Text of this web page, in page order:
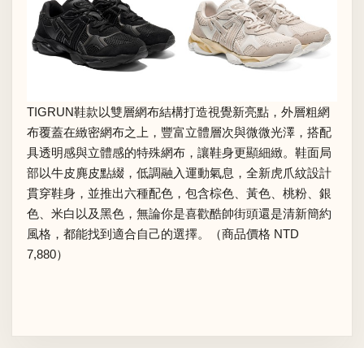
TIGRUN鞋款以雙層網布結構打造視覺新亮點，外層粗網
布覆蓋在緻密網布之上，豐富立體層次與微微光澤，搭配
具透明感與立體感的特殊網布，讓鞋身更顯細緻。鞋面局
部以牛皮麂皮點綴，低調融入運動氣息，全新虎爪紋設計
貫穿鞋身，並推出六種配色，包含棕色、黃色、桃粉、銀
色、米白以及黑色，無論你是喜歡酷帥街頭還是清新簡約
風格，都能找到適合自己的選擇。（商品價格 NTD
7,880）